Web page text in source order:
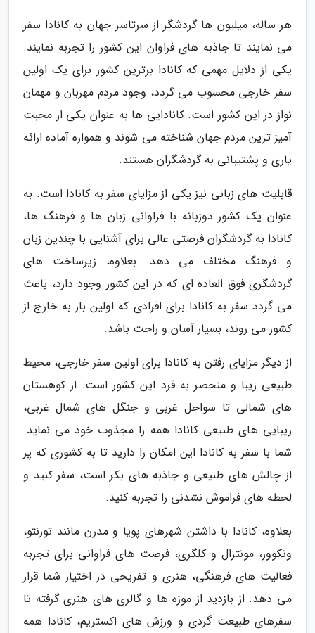
هر ساله، میلیون ها گردشگر از سرتاسر جهان به کانادا سفر
می نمایند تا جاذبه های فراوان این کشور را تجربه نمایند.
یکی از دلایل مهمی که کانادا برترین کشور برای یک اولین
سفر خارجی محسوب می گردد، وجود مردم مهربان و مهمان
نواز در این کشور است. کانادایی ها به عنوان یکی از محبت
آمیز ترین مردم جهان شناخته می شوند و همواره آماده ارائه
یاری و پشتیبانی به گردشگران هستند.
قابلیت های زبانی نیز یکی از مزایای سفر به کانادا است. به
عنوان یک کشور دوزبانه با فراوانی زبان ها و فرهنگ ها،
کانادا به گردشگران فرصتی عالی برای آشنایی با چندین زبان
و فرهنگ مختلف می دهد. بعلاوه، زیرساخت های
گردشگری فوق العاده ای که در این کشور وجود دارد، باعث
می گردد سفر به کانادا برای افرادی که اولین بار به خارج از
کشور می روند، بسیار آسان و راحت باشد.
از دیگر مزایای رفتن به کانادا برای اولین سفر خارجی، محیط
طبیعی زیبا و منحصر به فرد این کشور است. از کوهستان
های شمالی تا سواحل غربی و جنگل های شمال غربی،
زیبایی های طبیعی کانادا همه را مجذوب خود می نماید.
شما با سفر به کانادا این امکان را دارید تا به کشوری که پر
از چالش های طبیعی و جاذبه های بکر است، سفر کنید و
لحظه های فراموش نشدنی را تجربه کنید.
بعلاوه، کانادا با داشتن شهرهای پویا و مدرن مانند تورنتو،
ونکوور، مونترال و کلگری، فرصت های فراوانی برای تجربه
فعالیت های فرهنگی، هنری و تفریحی در اختیار شما قرار
می دهد. از بازدید از موزه ها و گالری های هنری گرفته تا
سفرهای طبیعت گردی و ورزش های اکستریم، کانادا همه